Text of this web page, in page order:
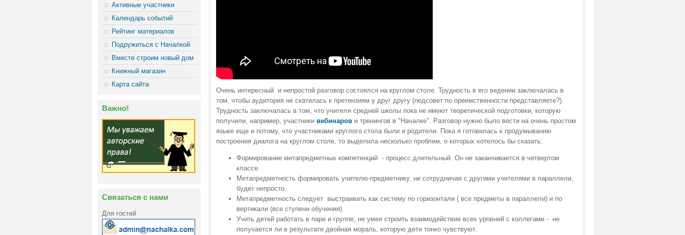
Активные участники
Календарь событий
Рейтинг материалов
Подружиться с Началкой
Вместе строим новый дом
Книжный магазин
Карта сайта
Важно!
Связаться с нами
Для гостей
Очень интересный и непростой разговор состоялся на круглом столе. Трудность в его ведении заключалась в
том, чтобы аудитория не скатилась к претензиям у друг другу (педсовет по преемственности представляете?).
Трудность заключалась в том, что учителя средней школы пока не имеют теоретической подготовки, которую
получили, например, участники вебинарови тренингов в "Началке". Разговор нужно было вести на очень простом
языке еще и потому, что участниками круглого стола были и родители. Пока я готовилась к продумыванию
построения диалога на круглом столе, то выделила несколько проблем, о которых хотелось бы сказать:
Формирование метапредметных компетенций - процесс длительный. Он не заканчивается в четвертом
классе.
Метапредметность формировать учителю-предметнику, не сотрудничая с другими учителями в параллели,
будет непросто.
Метапредметность следует выстраивать как систему по горизонтали ( все предметы в параллели) и по
вертикали (все ступени обучения).
Учить детей работать в паре и группе, не умея строить взаимодействие всех уровней с коллегами - не
получается ли в результате двойная мораль, которую дети тонко чувствуют.